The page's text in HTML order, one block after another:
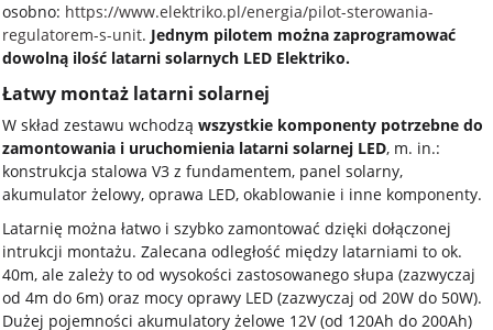
osobno: https://www.elektriko.pl/energia/pilot-sterowania-
regulatorem-s-unit. Jednym pilotem można zaprogramować
dowolną ilość latarni solarnych LED Elektriko.
Łatwy montaż latarni solarnej
W skład zestawu wchodząwszystkie komponenty potrzebne do
zamontowania i uruchomienia latarni solarnej LED, m. in.:
konstrukcja stalowa V3 z fundamentem, panel solarny,
akumulator żelowy, oprawa LED, okablowanie i inne komponenty.
Latarnię można łatwo i szybko zamontować dzięki dołączonej
intrukcji montażu. Zalecana odległość między latarniami to ok.
40m, ale zależy to od wysokości zastosowanego słupa (zazwyczaj
od 4m do 6m) oraz mocy oprawy LED (zazwyczaj od 20W do 50W).
Dużej pojemności akumulatory żelowe 12V (od 120Ah do 200Ah)